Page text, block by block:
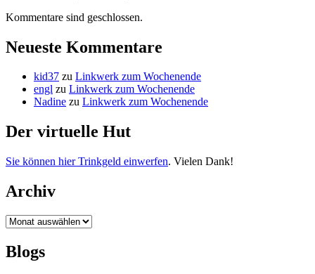
Kommentare sind geschlossen.
Neueste Kommentare
kid37 zu Linkwerk zum Wochenende
engl zu Linkwerk zum Wochenende
Nadine zu Linkwerk zum Wochenende
Der virtuelle Hut
Sie können hier Trinkgeld einwerfen. Vielen Dank!
Archiv
Archiv
Blogs